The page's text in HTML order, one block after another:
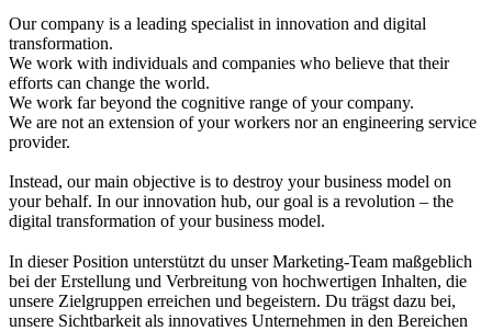
Our company is a leading specialist in innovation and digital
transformation.
We work with individuals and companies who believe that their
efforts can change the world.
We work far beyond the cognitive range of your company.
We are not an extension of your workers nor an engineering service
provider.
Instead, our main objective is to destroy your business model on
your behalf. In our innovation hub, our goal is a revolution – the
digital transformation of your business model.
In dieser Position unterstützt du unser Marketing-Team maßgeblich
bei der Erstellung und Verbreitung von hochwertigen Inhalten, die
unsere Zielgruppen erreichen und begeistern. Du trägst dazu bei,
unsere Sichtbarkeit als innovatives Unternehmen in den Bereichen